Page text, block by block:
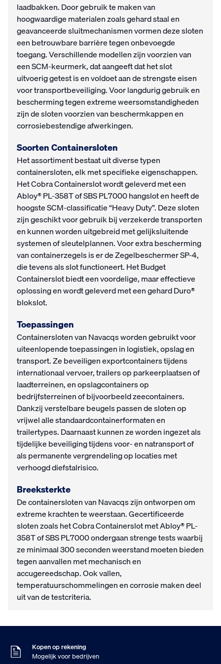
laadbakken. Door gebruik te maken van
hoogwaardige materialen zoals gehard staal en
geavanceerde sluitmechanismen vormen deze sloten
een betrouwbare barrière tegen onbevoegde
toegang. Verschillende modellen zijn voorzien van
een SCM-keurmerk, dat aangeeft dat het slot
uitvoerig getest is en voldoet aan de strengste eisen
voor transportbeveiliging. Voor langdurig gebruik en
bescherming tegen extreme weersomstandigheden
zijn de sloten voorzien van beschermkappen en
corrosiebestendige afwerkingen.
Soorten Containersloten
Het assortiment bestaat uit diverse typen
containersloten, elk met specifieke eigenschappen.
Het Cobra Containerslot wordt geleverd met een
Abloy® PL-358T of SBS PL7000 hangslot en heeft de
hoogste SCM-classificatie “Heavy Duty”. Deze sloten
zijn geschikt voor gebruik bij verzekerde transporten
en kunnen worden uitgebreid met gelijksluitende
systemen of sleutelplannen. Voor extra bescherming
van containerzegels is er de Zegelbeschermer SP-4,
die tevens als slot functioneert. Het Budget
Containerslot biedt een voordelige, maar effectieve
oplossing en wordt geleverd met een gehard Duro®
blokslot.
Toepassingen
Containersloten van Navacqs worden gebruikt voor
uiteenlopende toepassingen in logistiek, opslag en
transport. Ze beveiligen exportcontainers tijdens
internationaal vervoer, trailers op parkeerplaatsen of
laadterreinen, en opslagcontainers op
bedrijfsterreinen of bijvoorbeeld zeecontainers.
Dankzij verstelbare beugels passen de sloten op
vrijwel alle standaardcontainerformaten en
trailertypes. Daarnaast kunnen ze worden ingezet als
tijdelijke beveiliging tijdens voor- en natransport of
als permanente vergrendeling op locaties met
verhoogd diefstalrisico.
Breeksterkte
De containersloten van Navacqs zijn ontworpen om
extreme krachten te weerstaan. Gecertificeerde
sloten zoals het Cobra Containerslot met Abloy® PL-
358T of SBS PL7000 ondergaan strenge tests waarbij
ze minimaal 300 seconden weerstand moeten bieden
tegen aanvallen met mechanisch en
accugereedschap. Ook vallen,
temperatuurschommelingen en corrosie maken deel
uit van de testcriteria.
9
Klanten geven ons
Kopen op rekening
Mogelijk voor bedrijven